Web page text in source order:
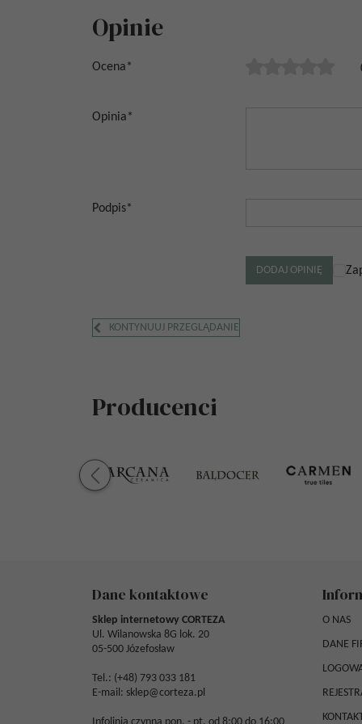
Opinie
Ocena*
Opinia*
Podpis*
KONTYNUUJ PRZEGLĄDANIE
Producenci
Dane kontaktowe
Sklep internetowy CORTEZA
Ul. Wilanowska 8G lok. 20
05-500 Józefosław
Tel.: (+48) 793 033 181
E-mail: sklep@corteza.pl
O NAS
DANE